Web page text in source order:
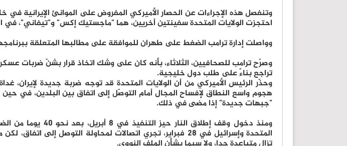
وتنفصل هذه الإجراءات عن الحصار الأميركي المفروض على الموانئ الإيرانية في
احتجزت الولايات المتحدة سفينتين أخريين، هما "ماجستيك إكس" و"تيفاني"، في
وواصلت إدارة ترامب الضغط على طهران للموافقة على مطالبها المتعلقة
وصرّح ترامب للصحافيين، الثلاثاء، بأنه كان على وشك اتخاذ قرار بشنّ ضربات
تراجع بناءً على طلب دول خليجية.
وحذّر الرئيس الأميركي من أن الولايات المتحدة قد توجه ضربة جديدة
هجوم واسع النطاق لإفساح المجال أمام التوصّل إلى اتفاق بين البلدين، في
"جبهات جديدة" إذا مضى في ذلك.
ومنذ دخول وقف إطلاق النار
المتحدة وإسرائيل في 28 فبراير، تجري اتصالات لمحاولة التوصل إلى